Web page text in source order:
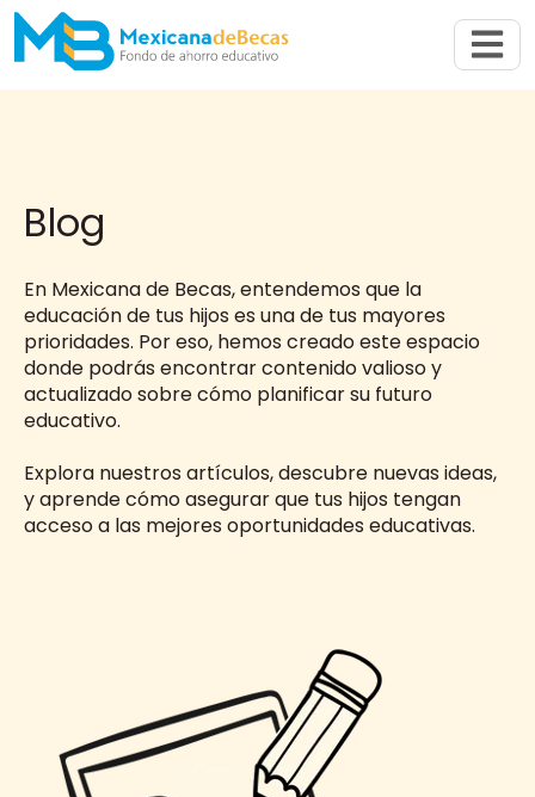
Abrir
Blog
En Mexicana de Becas, entendemos que la
educación de tus hijos es una de tus mayores
prioridades. Por eso, hemos creado este espacio
donde podrás encontrar contenido valioso y
actualizado sobre cómo planificar su futuro
educativo.
Explora nuestros artículos, descubre nuevas ideas,
y aprende cómo asegurar que tus hijos tengan
acceso a las mejores oportunidades educativas.